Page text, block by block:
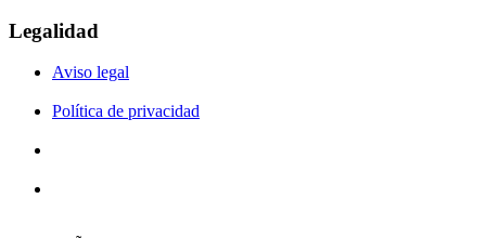
Legalidad
Aviso legal
Política de privacidad